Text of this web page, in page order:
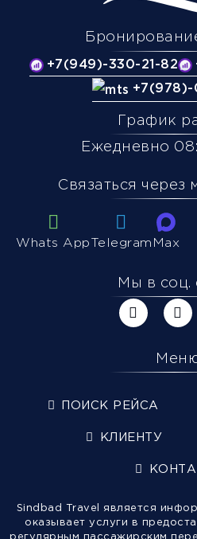
+7(949)-330-21-82
+7(978)-
График
Ежедневно
Связаться через
Whats App Telegram Max
Мы в соц.
ПОИСК РЕЙСА
КЛИЕНТУ
Sindbad Travel является
оказывает услуги в
регулярным пассажирским